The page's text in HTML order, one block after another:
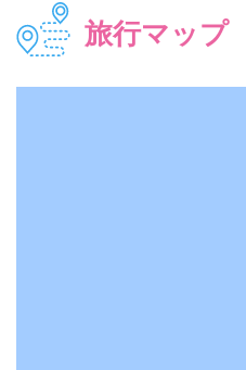
旅行マップ